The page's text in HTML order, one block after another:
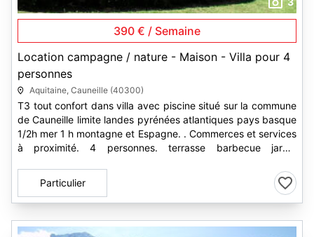
390 € / Semaine
Location campagne / nature - Maison - Villa pour 4
personnes
Aquitaine, Cauneille (40300)
T3 tout confort dans villa avec piscine situé sur la commune
de Cauneille limite landes pyrénées atlantiques pays basque
1/2h mer 1 h montagne et Espagne. . Commerces et services
à proximité. 4 personnes. terrasse barbecue jardin
Particulier